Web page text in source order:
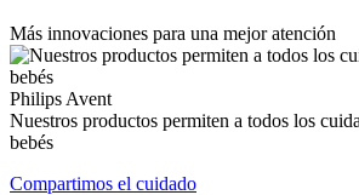
Más innovaciones para una mejor atención
Philips Avent
Nuestros productos permiten a todos los
bebés
Compartimos el cuidado